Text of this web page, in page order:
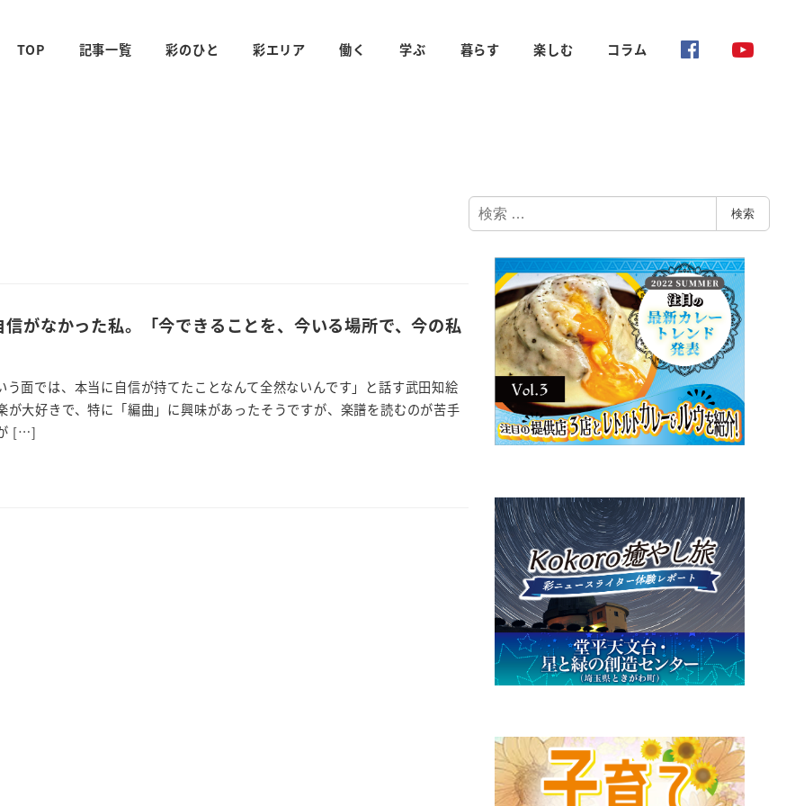
TOP 記事一覧 彩のひと 彩エリア 働く 学ぶ 暮らす 楽しむ コラム
がなかった私。「今できることを、今いる場所で、今の私
う面では、本当に自信が持てたことなんて全然ないんです」と話す武田知絵
が大好きで、特に「編曲」に興味があったそうですが、楽譜を読むのが苦手
[…]
検
索
検索